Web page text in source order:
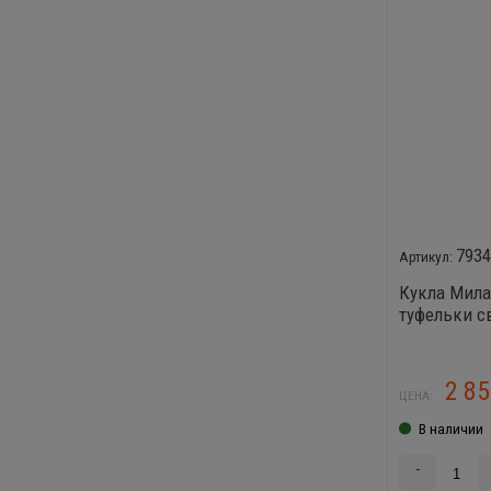
Кукла
туфельки
ЦЕНА: 2
В наличии
-